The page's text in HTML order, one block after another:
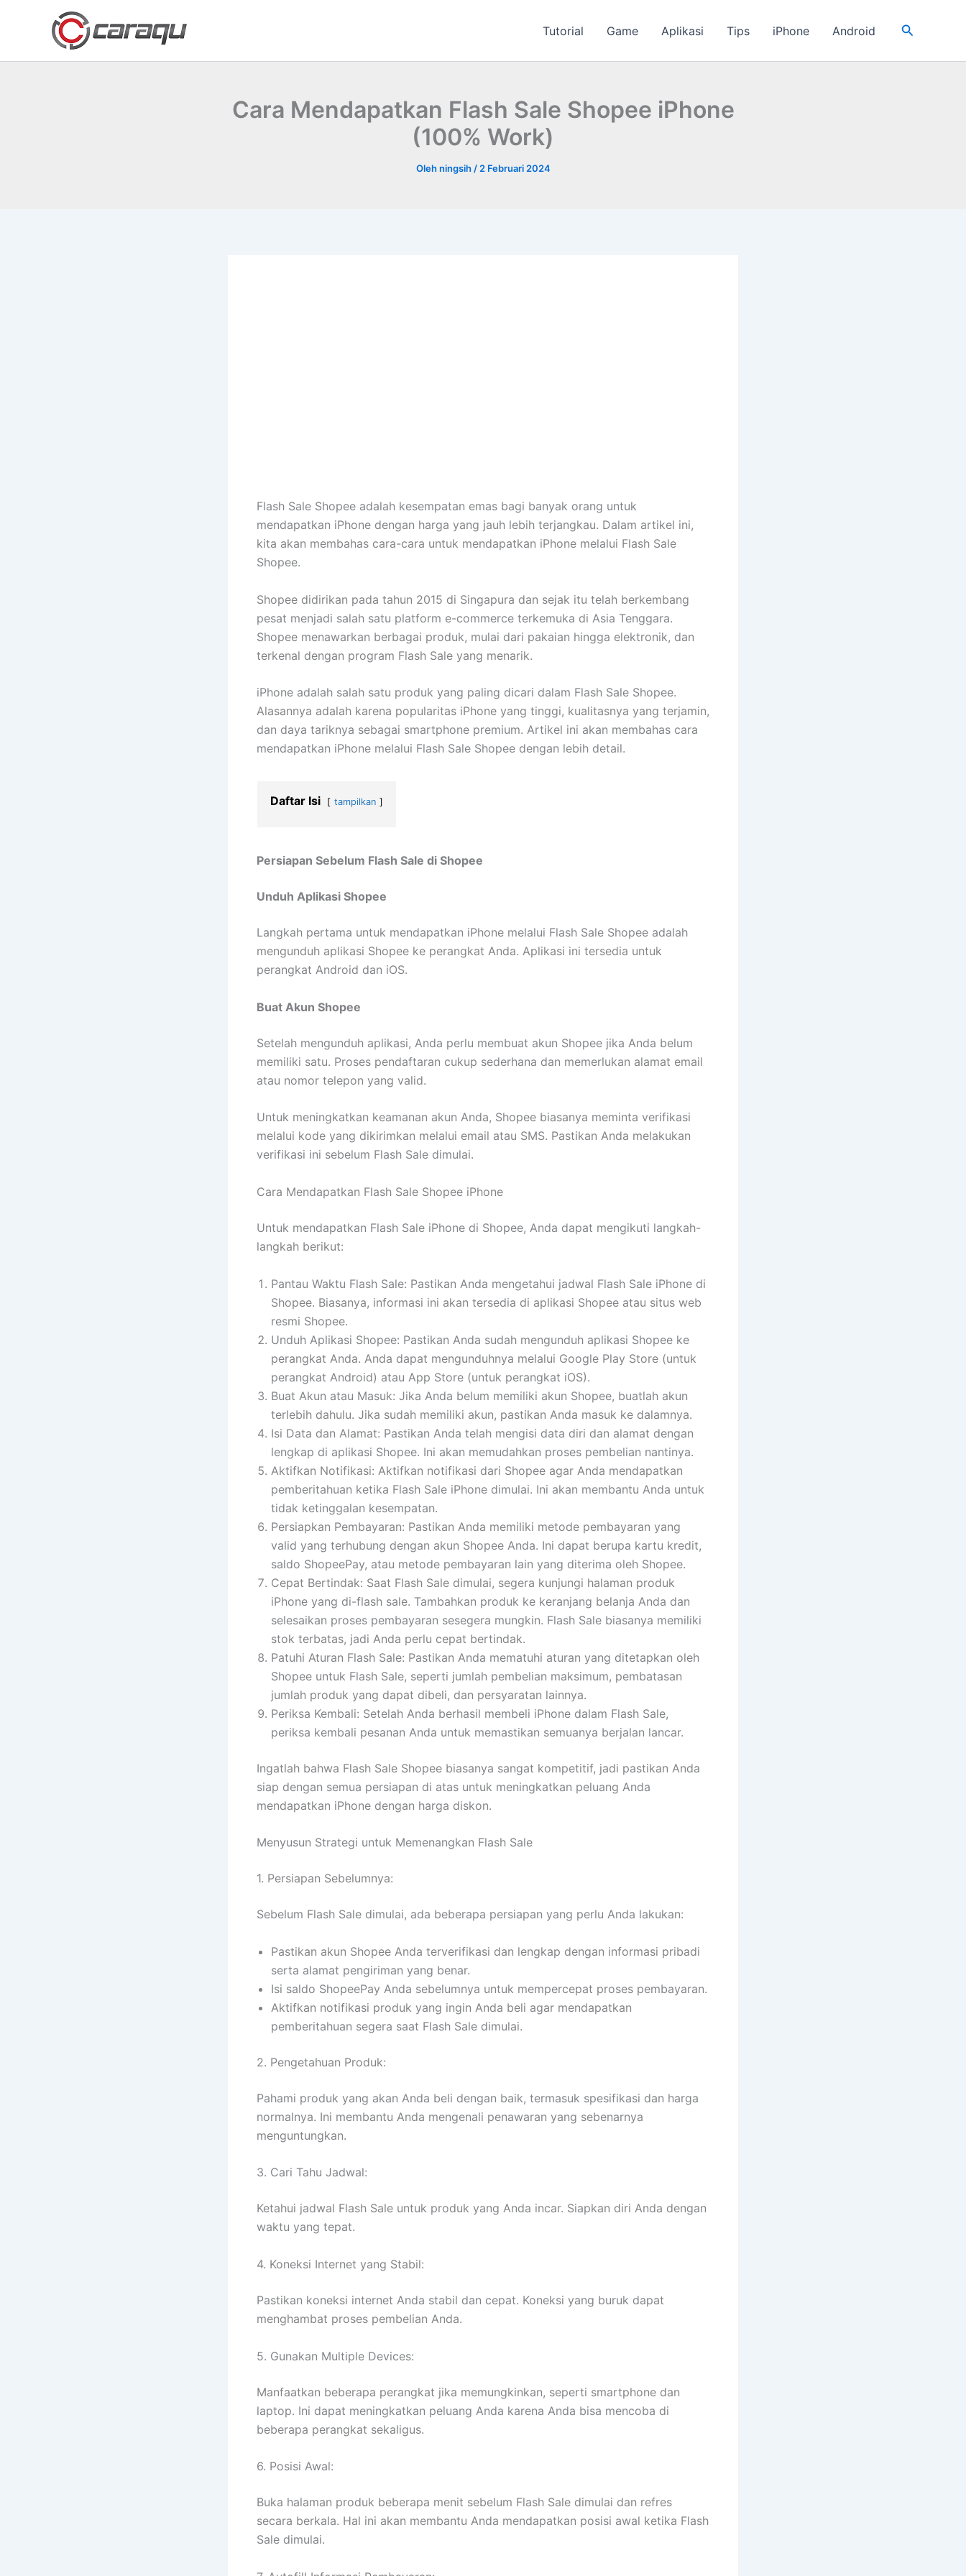
Tutorial Game Aplikasi Tips iPhone Android Cari
Cara Mendapatkan Flash Sale Shopee iPhone
(100% Work)
Olehningsih / 2 Februari 2024
Flash Sale Shopee adalah kesempatan emas bagi banyak orang untuk
mendapatkan iPhone dengan harga yang jauh lebih terjangkau. Dalam artikel ini,
kita akan membahas cara-cara untuk mendapatkan iPhone melalui Flash Sale
Shopee.
Shopee didirikan pada tahun 2015 di Singapura dan sejak itu telah berkembang
pesat menjadi salah satu platform e-commerce terkemuka di Asia Tenggara.
Shopee menawarkan berbagai produk, mulai dari pakaian hingga elektronik, dan
terkenal dengan program Flash Sale yang menarik.
iPhone adalah salah satu produk yang paling dicari dalam Flash Sale Shopee.
Alasannya adalah karena popularitas iPhone yang tinggi, kualitasnya yang terjamin,
dan daya tariknya sebagai smartphone premium. Artikel ini akan membahas cara
mendapatkan iPhone melalui Flash Sale Shopee dengan lebih detail.
Daftar Isi tampilkan
Persiapan Sebelum Flash Sale di Shopee
Unduh Aplikasi Shopee
Langkah pertama untuk mendapatkan iPhone melalui Flash Sale Shopee adalah
mengunduh aplikasi Shopee ke perangkat Anda. Aplikasi ini tersedia untuk
perangkat Android dan iOS.
Buat Akun Shopee
Setelah mengunduh aplikasi, Anda perlu membuat akun Shopee jika Anda belum
memiliki satu. Proses pendaftaran cukup sederhana dan memerlukan alamat email
atau nomor telepon yang valid.
Untuk meningkatkan keamanan akun Anda, Shopee biasanya meminta verifikasi
melalui kode yang dikirimkan melalui email atau SMS. Pastikan Anda melakukan
verifikasi ini sebelum Flash Sale dimulai.
Cara Mendapatkan Flash Sale Shopee iPhone
Untuk mendapatkan Flash Sale iPhone di Shopee, Anda dapat mengikuti langkah-
langkah berikut:
Pantau Waktu Flash Sale: Pastikan Anda mengetahui jadwal Flash Sale iPhone di
Shopee. Biasanya, informasi ini akan tersedia di aplikasi Shopee atau situs web
resmi Shopee.
Unduh Aplikasi Shopee: Pastikan Anda sudah mengunduh aplikasi Shopee ke
perangkat Anda. Anda dapat mengunduhnya melalui Google Play Store (untuk
perangkat Android) atau App Store (untuk perangkat iOS).
Buat Akun atau Masuk: Jika Anda belum memiliki akun Shopee, buatlah akun
terlebih dahulu. Jika sudah memiliki akun, pastikan Anda masuk ke dalamnya.
Isi Data dan Alamat: Pastikan Anda telah mengisi data diri dan alamat dengan
lengkap di aplikasi Shopee. Ini akan memudahkan proses pembelian nantinya.
Aktifkan Notifikasi: Aktifkan notifikasi dari Shopee agar Anda mendapatkan
pemberitahuan ketika Flash Sale iPhone dimulai. Ini akan membantu Anda untuk
tidak ketinggalan kesempatan.
Persiapkan Pembayaran: Pastikan Anda memiliki metode pembayaran yang
valid yang terhubung dengan akun Shopee Anda. Ini dapat berupa kartu kredit,
saldo ShopeePay, atau metode pembayaran lain yang diterima oleh Shopee.
Cepat Bertindak: Saat Flash Sale dimulai, segera kunjungi halaman produk
iPhone yang di-flash sale. Tambahkan produk ke keranjang belanja Anda dan
selesaikan proses pembayaran sesegera mungkin. Flash Sale biasanya memiliki
stok terbatas, jadi Anda perlu cepat bertindak.
Patuhi Aturan Flash Sale: Pastikan Anda mematuhi aturan yang ditetapkan oleh
Shopee untuk Flash Sale, seperti jumlah pembelian maksimum, pembatasan
jumlah produk yang dapat dibeli, dan persyaratan lainnya.
Periksa Kembali: Setelah Anda berhasil membeli iPhone dalam Flash Sale,
periksa kembali pesanan Anda untuk memastikan semuanya berjalan lancar.
Ingatlah bahwa Flash Sale Shopee biasanya sangat kompetitif, jadi pastikan Anda
siap dengan semua persiapan di atas untuk meningkatkan peluang Anda
mendapatkan iPhone dengan harga diskon.
Menyusun Strategi untuk Memenangkan Flash Sale
1. Persiapan Sebelumnya:
Sebelum Flash Sale dimulai, ada beberapa persiapan yang perlu Anda lakukan:
Pastikan akun Shopee Anda terverifikasi dan lengkap dengan informasi pribadi
serta alamat pengiriman yang benar.
Isi saldo ShopeePay Anda sebelumnya untuk mempercepat proses pembayaran.
Aktifkan notifikasi produk yang ingin Anda beli agar mendapatkan
pemberitahuan segera saat Flash Sale dimulai.
2. Pengetahuan Produk:
Pahami produk yang akan Anda beli dengan baik, termasuk spesifikasi dan harga
normalnya. Ini membantu Anda mengenali penawaran yang sebenarnya
menguntungkan.
3. Cari Tahu Jadwal:
Ketahui jadwal Flash Sale untuk produk yang Anda incar. Siapkan diri Anda dengan
waktu yang tepat.
4. Koneksi Internet yang Stabil:
Pastikan koneksi internet Anda stabil dan cepat. Koneksi yang buruk dapat
menghambat proses pembelian Anda.
5. Gunakan Multiple Devices:
Manfaatkan beberapa perangkat jika memungkinkan, seperti smartphone dan
laptop. Ini dapat meningkatkan peluang Anda karena Anda bisa mencoba di
beberapa perangkat sekaligus.
6. Posisi Awal:
Buka halaman produk beberapa menit sebelum Flash Sale dimulai dan refres
secara berkala. Hal ini akan membantu Anda mendapatkan posisi awal ketika Flash
Sale dimulai.